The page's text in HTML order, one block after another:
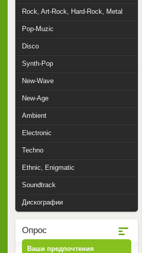
Rock, Art-Rock, Hard-Rock, Metal
Pop-Muzic
Disco
Synth-Pop
New-Wave
New-Age
Ambient
Electronic
Techno
Ethnic, Enigmatic
Soundtrack
Дискографии
Опрос
Ваши предпочтения